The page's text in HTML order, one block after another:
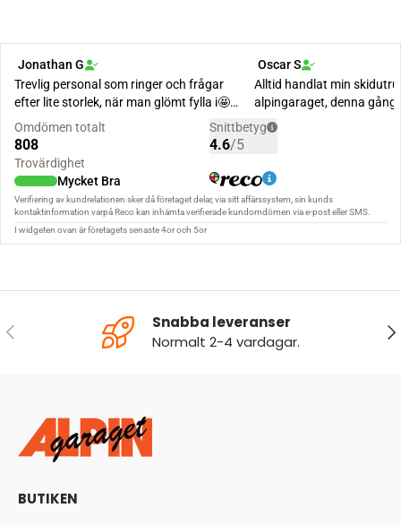
FÖREGÅENDE
Snabba leveranser
Normalt 2-4 vardagar.
BUTIKEN